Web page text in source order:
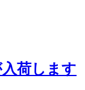
入荷します